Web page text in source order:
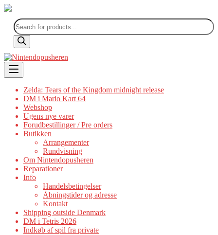
Products
search
Skip
to
content
Zelda: Tears of the Kingdom midnight release
DM i Mario Kart 64
Webshop
Ugens nye varer
Forudbestillinger / Pre orders
Butikken
Arrangementer
Rundvisning
Om Nintendopusheren
Reparationer
Info
Handelsbetingelser
Åbningstider og adresse
Kontakt
Shipping outside Denmark
DM i Tetris 2026
Indkøb af spil fra private